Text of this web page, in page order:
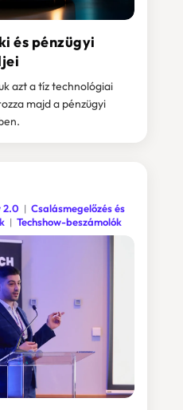
és pénzügyi
azt a tíz technológiai
majd a pénzügyi
2.0
Csalásmegelőzés és
Techshow-beszámolók